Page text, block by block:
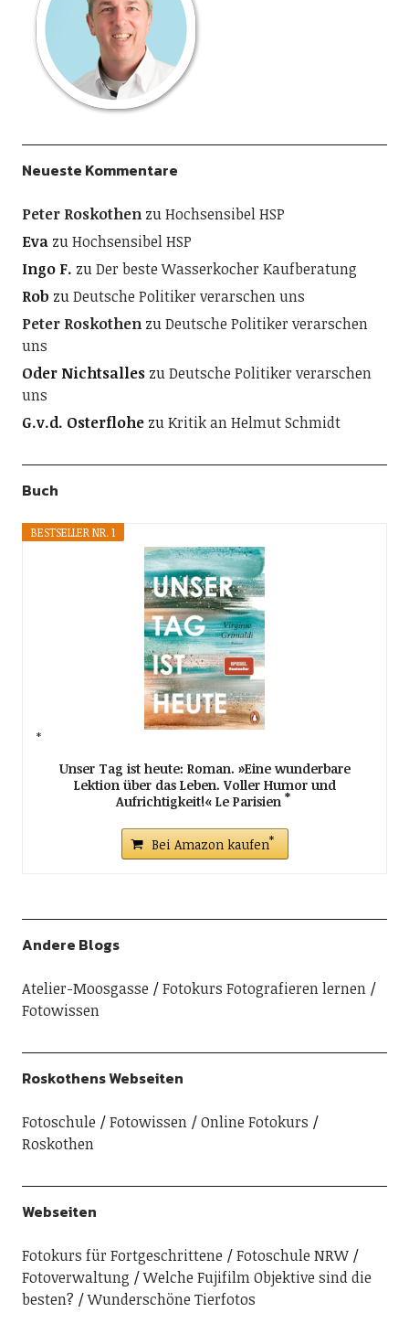
Neueste Kommentare
Peter RoskothenzuHochsensibel HSP
EvazuHochsensibel HSP
Ingo F. zuDer beste Wasserkocher Kaufberatung
Rob zuDeutsche Politiker verarschen uns
Peter RoskothenzuDeutsche Politiker verarschen
uns
Oder NichtsalleszuDeutsche Politiker verarschen
uns
G.v.d. OsterflohezuKritik an Helmut Schmidt
Buch
BESTSELLER NR. 1
Unser Tag ist heute: Roman. »Eine wunderbare
Lektion über das Leben. Voller Humor und
Aufrichtigkeit!« Le Parisien
Bei Amazon kaufen
Andere Blogs
Atelier-Moosgasse
Fotokurs Fotografieren lernen
Fotowissen
Roskothens Webseiten
Fotoschule Fotowissen
Online Fotokurs
Roskothen
Webseiten
Fotokurs für Fortgeschrittene
Fotoschule NRW
Fotoverwaltung
Welche Fujifilm Objektive sind die
besten?
Wunderschöne Tierfotos